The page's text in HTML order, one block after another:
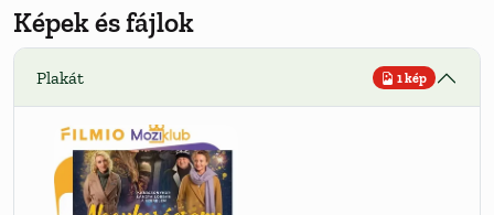
Képek és fájlok
Plakát 1 kép